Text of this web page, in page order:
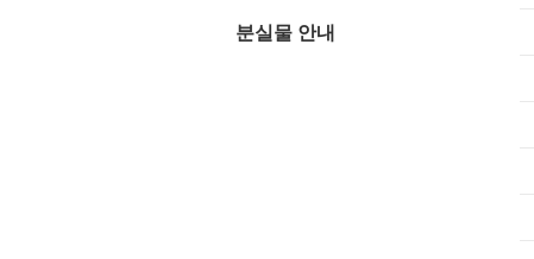
분실물 안내